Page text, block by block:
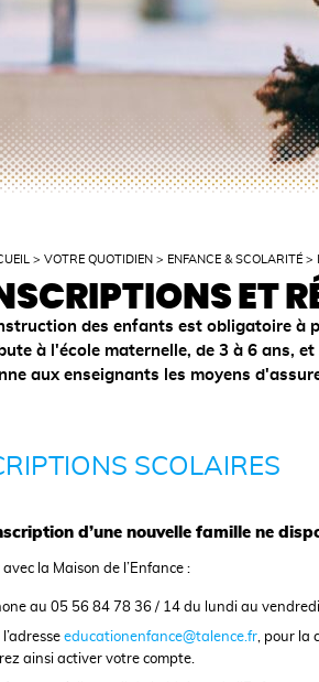
>VOTRE QUOTIDIEN > ENFANCE & SCOLARITÉ >
ET
des enfants est obligatoire à
à l'école maternelle, de 3 à 6 ans,
aux enseignants les moyens
SCOLAIRES
d’une nouvelle famille ne
la Maison de l’Enfance :
au 05 56 84 78 36 / 14 du lundi au
educationenfance@talence.fr, pour la
ainsi activer votre compte.